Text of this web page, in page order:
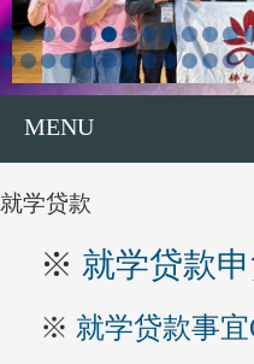
MENU
就学贷款
※就学贷款
※就学贷款事